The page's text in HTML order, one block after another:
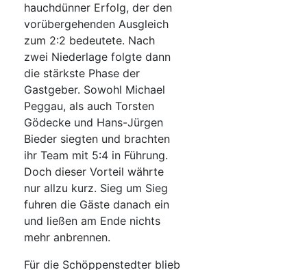
hauchdünner Erfolg, der den
vorübergehenden Ausgleich
zum 2:2 bedeutete. Nach
zwei Niederlage folgte dann
die stärkste Phase der
Gastgeber. Sowohl Michael
Peggau, als auch Torsten
Gödecke und Hans-Jürgen
Bieder siegten und brachten
ihr Team mit 5:4 in Führung.
Doch dieser Vorteil währte
nur allzu kurz. Sieg um Sieg
fuhren die Gäste danach ein
und ließen am Ende nichts
mehr anbrennen.
Für die Schöppenstedter blieb